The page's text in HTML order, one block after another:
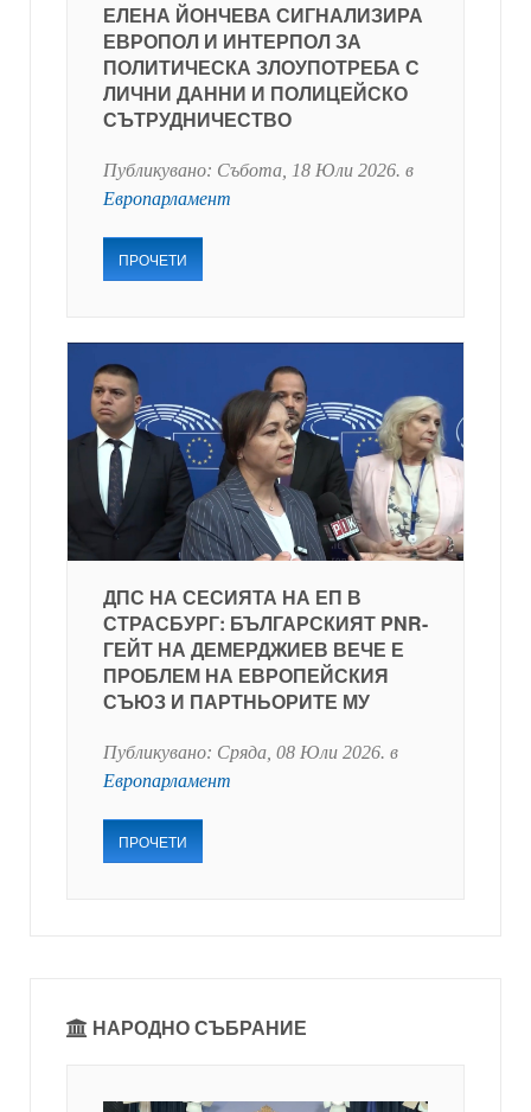
ЕЛЕНА ЙОНЧЕВА СИГНАЛИЗИРА
ЕВРОПОЛ И ИНТЕРПОЛ ЗА
ПОЛИТИЧЕСКА ЗЛОУПОТРЕБА С
ЛИЧНИ ДАННИ И ПОЛИЦЕЙСКО
СЪТРУДНИЧЕСТВО
Публикувано: Събота, 18 Юли 2026. в
Европарламент
ПРОЧЕТИ
ДПС НА СЕСИЯТА НА ЕП В
СТРАСБУРГ: БЪЛГАРСКИЯТ PNR-
ГЕЙТ НА ДЕМЕРДЖИЕВ ВЕЧЕ Е
ПРОБЛЕМ НА ЕВРОПЕЙСКИЯ
СЪЮЗ И ПАРТНЬОРИТЕ МУ
Публикувано: Сряда, 08 Юли 2026. в
Европарламент
ПРОЧЕТИ
НАРОДНО СЪБРАНИЕ